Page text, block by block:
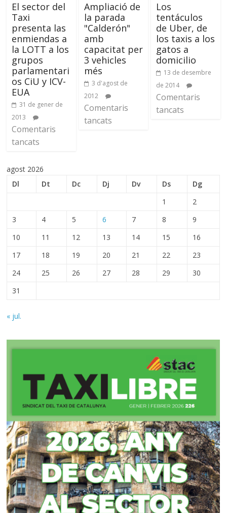
El sector del
Taxi
presenta las
enmiendas a
la LOTT a los
grupos
parlamentari
os CiU y ICV-
EUA
31 de gener de
2013
Comentaris
tancats
Ampliació de
la parada
"Calderón"
amb
capacitat per
3 vehicles
més
3 d'agost de
2012
Comentaris
tancats
Los
tentáculos
de Uber, de
los taxis a los
gatos a
domicilio
13 de desembre
de 2014
Comentaris
tancats
agost 2026
Dl
Dt Dc Dj Dv Ds
Dg
1
2
3
4 5 6 7 8
9
10
11 12 13 14 15
16
17
18 19 20 21 22
23
24
25 26 27 28 29
30
31
« jul.